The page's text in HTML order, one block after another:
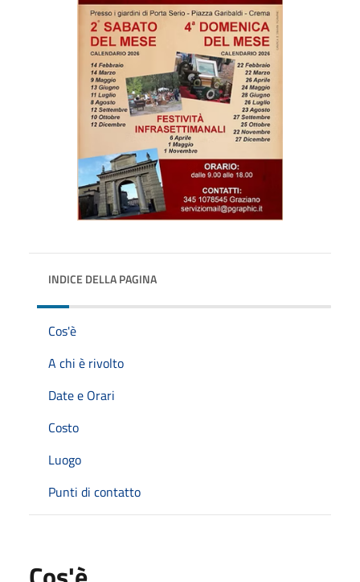
INDICE DELLA PAGINA
Cos'è
A chi è rivolto
Date e Orari
Costo
Luogo
Punti di contatto